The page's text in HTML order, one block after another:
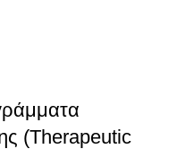
(Therapeutic